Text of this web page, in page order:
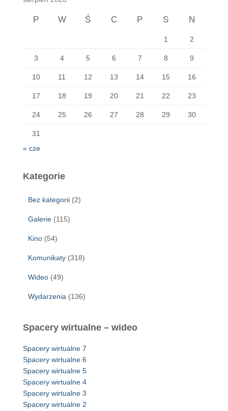
P W Ś C P S N
1 2
3 4 5 6 7 8 9
10 11 12 13 14 15 16
17 18 19 20 21 22 23
24 25 26 27 28 29 30
31
« cze
Kategorie
Bez kategorii (2)
Galerie (115)
Kino (54)
Komunikaty (318)
Wideo (49)
Wydarzenia (136)
Spacery wirtualne – wideo
Spacery wirtualne 7
Spacery wirtualne 6
Spacery wirtualne 5
Spacery wirtualne 4
Spacery wirtualne 3
Spacery wirtualne 2